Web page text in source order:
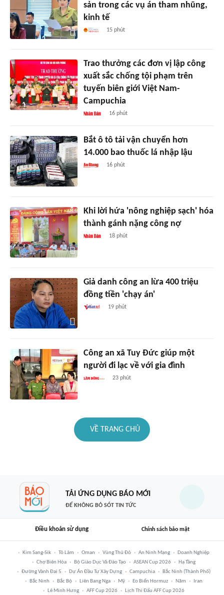
sản trong các vụ án tham nhũng,
kinh tế
15 phút
Trao thưởng các đơn vị lập công
xuất sắc chống tội phạm trên
tuyến biên giới Việt Nam-
Campuchia
16 phút
Bắt ô tô tải vận chuyển hơn
14.000 bao thuốc lá nhập lậu
16 phút
Khi lời hứa 'nông nghiệp sạch' hóa
thành gánh nặng công nợ
18 phút
Giả danh công an lừa 400 triệu
đồng tiền 'chạy án'
19 phút
Công an xã Tuy Đức giúp một
người đi lạc về với gia đình
23 phút
VỀ TRANG CHỦ
TẢI ỨNG DỤNG BÁO MỚI
ĐỂ KHÔNG BỎ SÓT TIN TỨC
Điều khoản sử dụng Chính sách bảo mật
Kim Sang-Sik Tô Lâm Oman Vùng Thủ Đô An Ninh Mạng
Doanh Nghiệp
Chợ Biên Hòa
Bộ Giáo Dục Và Đào Tạo ASEAN Cup 2026
Hạ Tầng
Đường Vành Đai 5
Dự Án Đầu Tư Xây Dựng Campuchia
Bắc Ninh (thành Phố)
Bắc Ninh
Bắc Bộ Liên Bang Nga Mỹ Eo Biển Hormuz Năm
Iran
Lê Minh Hưng
AFF Cup 2026 Lịch Thi Đấu AFF Cup 2026